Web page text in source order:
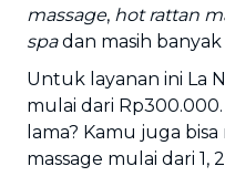
massage, hot rattan
spadan masih banyak
Untuk layanan ini La
mulai dari
lama? Kamu juga
massage mulai dari 1,